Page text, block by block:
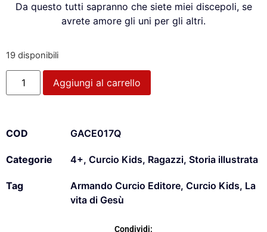
Da questo tutti sapranno che siete miei discepoli, se
avrete amore gli uni per gli altri.
19 disponibili
Aggiungi al carrello
COD GACE017Q
Categorie 4+, Curcio Kids, Ragazzi, Storia illustrata
Tag Armando Curcio Editore, Curcio Kids, La
vita di Gesù
Condividi: